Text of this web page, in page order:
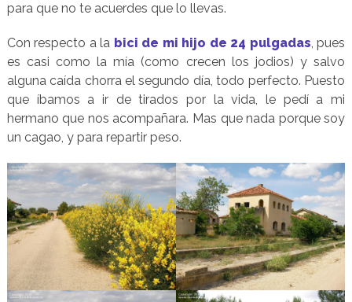
para que no te acuerdes que lo llevas.
Con respecto a la bici de mi hijo de 24 pulgadas, pues
es casi como la mía (como crecen los jodios) y salvo
alguna caída chorra el segundo día, todo perfecto. Puesto
que íbamos a ir de tirados por la vida, le pedí a mi
hermano que nos acompañara. Mas que nada porque soy
un cagao, y para repartir peso.